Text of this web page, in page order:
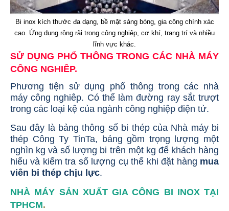
Bi inox kích thước đa dạng, bề mặt sáng bóng, gia công chính xác
cao. Ứng dụng rộng rãi trong công nghiệp, cơ khí, trang trí và nhiều
lĩnh vực khác.
SỬ DỤNG PHỔ THÔNG TRONG CÁC NHÀ MÁY
CÔNG NGHIÊP.
Phương tiện sử dụng phổ thông trong các nhà
máy công nghiêp. Có thể làm đường ray sắt trượt
trong các loại kệ của ngành công nghiệp điện tử.
Sau đây là bảng thông số bi thép của Nhà máy bi
thép Công Ty TinTa, bảng gồm trọng lượng một
nghìn kg và số lượng bi trên một kg để khách hàng
hiểu và kiểm tra số lượng cụ thể khi đặt hàng mua
viên bi thép chịu lực.
NHÀ MÁY SẢN XUẤT GIA CÔNG BI INOX TẠI
TPHCM.